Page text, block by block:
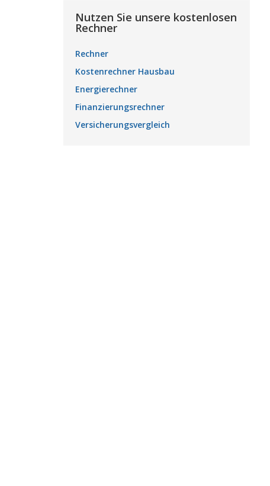
Nutzen Sie unsere kostenlosen
Rechner
Rechner
Kostenrechner Hausbau
Energierechner
Finanzierungsrechner
Versicherungsvergleich